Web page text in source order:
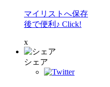
マイリストへ保存
後で便利♪ Click!
x
シェア